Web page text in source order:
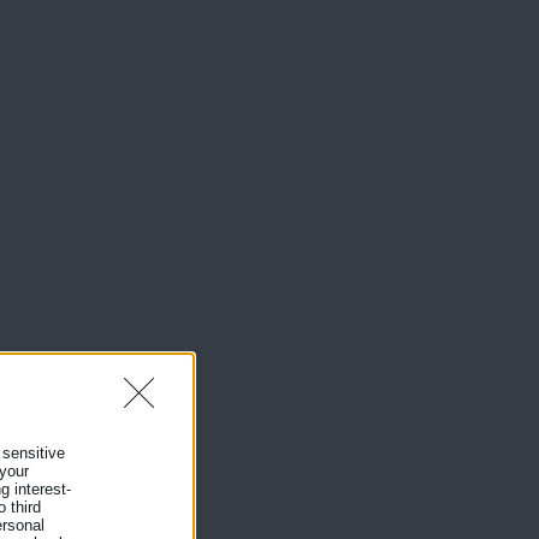
interest-
third